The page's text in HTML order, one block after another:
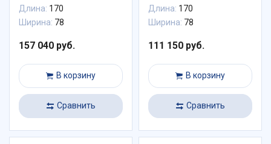
Длина: 170
Ширина: 78
157 040 руб.
В корзину
Сравнить
Длина: 170
Ширина: 78
111 150 руб.
В корзину
Сравнить